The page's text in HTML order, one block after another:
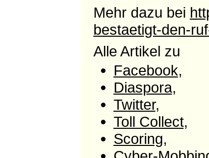
Mehr dazu bei
bestaetigt-den-
Alle Artikel zu
Facebook,
Diaspora,
Twitter,
Toll Collect,
Scoring,